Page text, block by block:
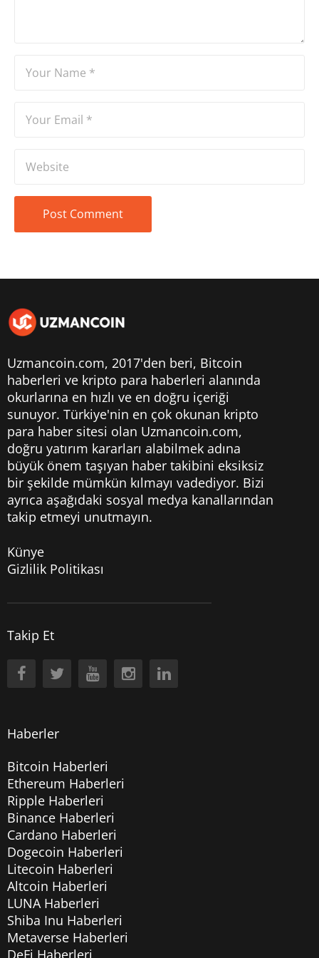
Uzmancoin.com, 2017'den beri, Bitcoin
haberleri ve kripto para haberleri alanında
okurlarına en hızlı ve en doğru içeriği
sunuyor. Türkiye'nin en çok okunan kripto
para haber sitesi olan Uzmancoin.com,
doğru yatırım kararları alabilmek adına
büyük önem taşıyan haber takibini eksiksiz
bir şekilde mümkün kılmayı vadediyor. Bizi
ayrıca aşağıdaki sosyal medya kanallarından
takip etmeyi unutmayın.
Künye
Gizlilik Politikası
Takip Et
Haberler
Bitcoin Haberleri
Ethereum Haberleri
Ripple Haberleri
Binance Haberleri
Cardano Haberleri
Dogecoin Haberleri
Litecoin Haberleri
Altcoin Haberleri
LUNA Haberleri
Shiba Inu Haberleri
Metaverse Haberleri
DeFi Haberleri